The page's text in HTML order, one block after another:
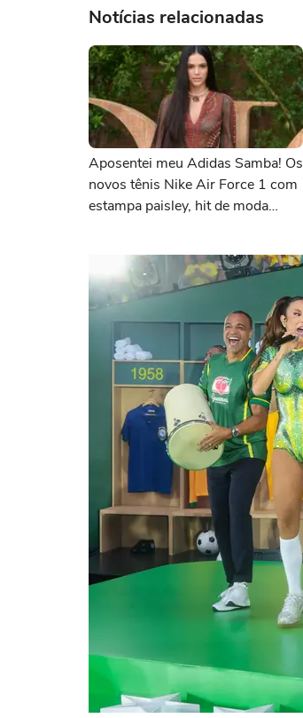
Notícias relacionadas
Aposentei meu Adidas Samba! Os
novos tênis Nike Air Force 1 com
estampa paisley, hit de moda
meus looks boho chic